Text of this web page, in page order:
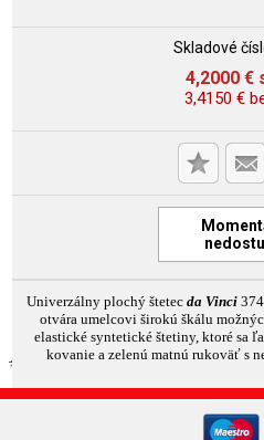
Skladové
4,2000 €
3,4150 €
Univerzálny plochý štetec da Vinci 374
otvára umelcovi širokú škálu
elastické syntetické štetiny, ktoré sa
kovanie a zelenú matnú rukoväť s